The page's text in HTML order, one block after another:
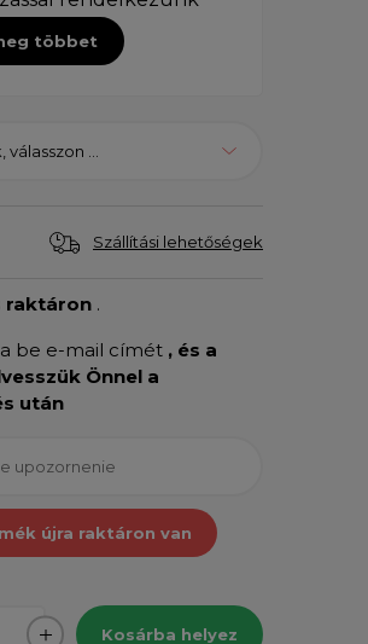
többet
válasszon ...
Szállítási lehetőségek
raktáron .
be e-mail címét , és a
Önnel a
után
újra raktáron van
Kosárba helyez